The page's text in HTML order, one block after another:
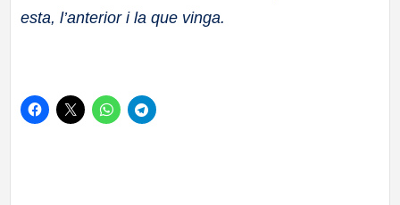
esta, l’anterior i la que vinga.